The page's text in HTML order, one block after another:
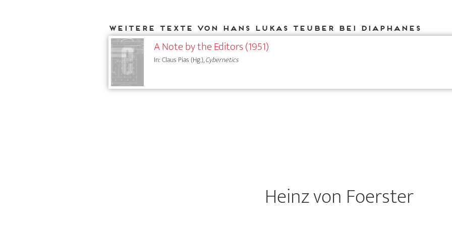
Weitere Texte von Hans Lukas Teuber bei DIAPHANES
A Note by the Editors (1951)
In: Claus Pias (Hg.),Cybernetics
Heinz von Foerster